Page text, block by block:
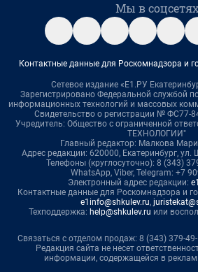
Мы в соцсетях
Контактные данные для Роскомнадзора и
Сетевое издание «Е1.РУ
Зарегистрировано Федеральной службой
информационных технологий и массовых
Свидетельство о регистрации № ФС77-
Учредитель: Общество с ограниченной
ТЕХНОЛОГИИ"
Главный редактор: Малкова
Адрес редакции: 620000, Екатеринбург, ул.
Телефоны (круглосуточно): 8 (343)
WhatsApp, Viber, Telegram: +7
Электронный адрес редакции:
Контактные данные для Роскомнадзора и
e1info@shkulev.ru,
Техподдержка: help@shkulev.ru или
Связаться с отделом продаж: 8 (343) 379-
Редакция сайта не несет
информации, содержащейся в